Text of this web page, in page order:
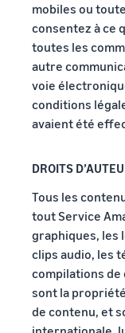
Comment vendre
shirts en ligne
Développez votre
de T-shirts
mobiles ou
consentez à ce
toutes les
autre
voie
conditions
avaient été
DROITS
Tous les
tout Service
graphiques, les
clips audio, les
compilations de
sont la
de contenu, et